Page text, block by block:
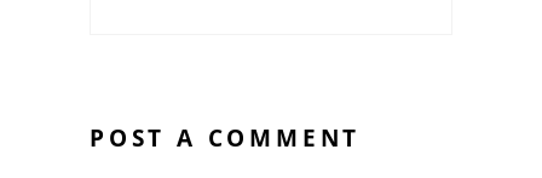
POST A COMMENT